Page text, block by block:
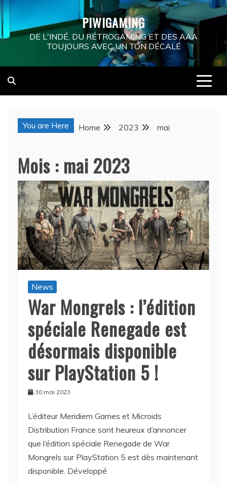
Skip
to
content
PIWIGAMING
DE L'INDÉ, DU RÉTROGAMING ET DES AAA
TOUJOURS AVEC UN TON DÉCALÉ
You are Here Home 2023 mai
Mois : mai 2023
News
War Mongrels : l’édition
spéciale Renegade est
désormais disponible
sur PlayStation 5 !
30 mai 2023
L’éditeur Meridiem Games et Microids
Distribution France sont heureux d’annoncer
que l’édition spéciale Renegade de War
Mongrels sur PlayStation 5 est dès maintenant
disponible. Développé